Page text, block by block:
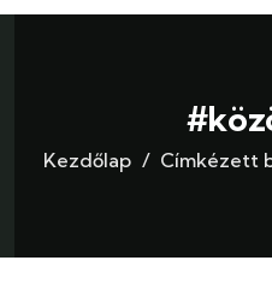
Kezdőlap Címkézett